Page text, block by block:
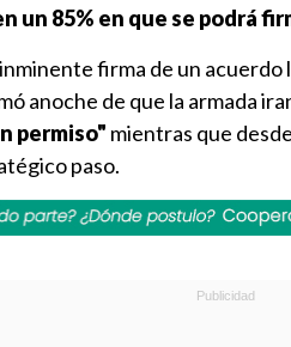
un 85% en que se podrá
firma de un
anoche de que la armada
permiso" mientras que
paso.